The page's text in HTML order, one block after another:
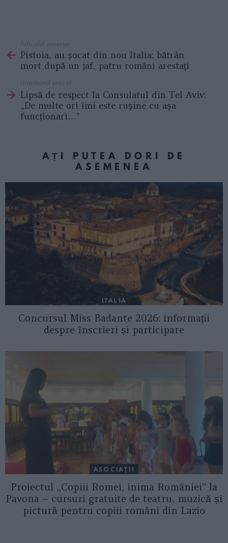
more
Articolul anterior
Pistoia, au șocat din nou Italia: bătrân
mort după un jaf, patru români arestaţi
Următorul articol
Lipsă de respect la Consulatul din Tel Aviv:
„De multe ori îmi este rușine cu așa
funcționari…”
AȚI PUTEA DORI DE
ASEMENEA
ITALIA
Concursul Miss Badante 2026: informații
despre înscrieri și participare
ASOCIAŢII
Proiectul „Copiii Romei, inima României” la
Pavona – cursuri gratuite de teatru, muzică și
pictură pentru copiii români din Lazio